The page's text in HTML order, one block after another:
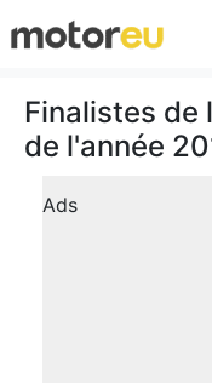
Finalistes de
de l'année
Ads